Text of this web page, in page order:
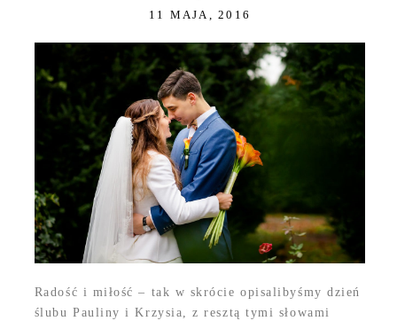
11 MAJA, 2016
Radość i miłość – tak w skrócie opisalibyśmy dzień
ślubu Pauliny i Krzysia, z resztą tymi słowami